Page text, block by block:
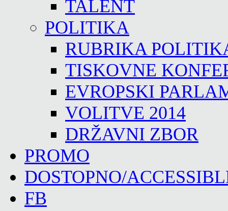
TALENT
POLITIKA
RUBRIKA
TISKOVNE
EVROPSKI
VOLITVE 2014
DRŽAVNI ZBOR
PROMO
DOSTOPNO/
FB